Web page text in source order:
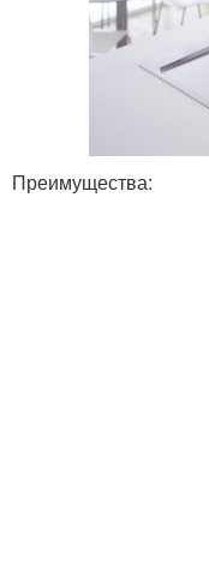
Преимущества: